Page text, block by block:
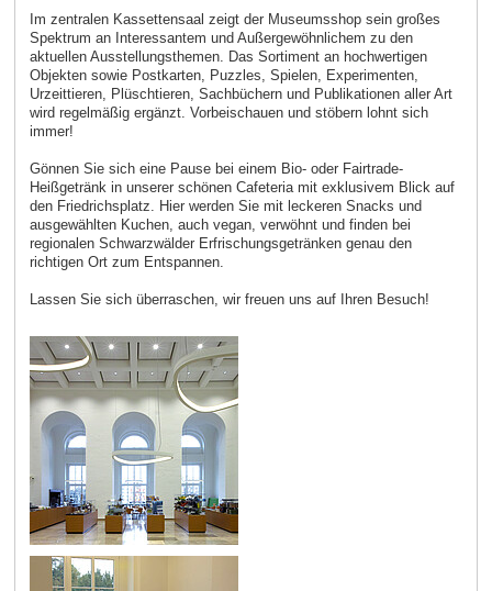
Im zentralen Kassettensaal zeigt der Museumsshop sein großes
Spektrum an Interessantem und Außergewöhnlichem zu den
aktuellen Ausstellungsthemen. Das Sortiment an hochwertigen
Objekten sowie Postkarten, Puzzles, Spielen, Experimenten,
Urzeittieren, Plüschtieren, Sachbüchern und Publikationen aller Art
wird regelmäßig ergänzt. Vorbeischauen und stöbern lohnt sich
immer!
Gönnen Sie sich eine Pause bei einem Bio- oder Fairtrade-
Heißgetränk in unserer schönen Cafeteria mit exklusivem Blick auf
den Friedrichsplatz. Hier werden Sie mit leckeren Snacks und
ausgewählten Kuchen, auch vegan, verwöhnt und finden bei
regionalen Schwarzwälder Erfrischungsgetränken genau den
richtigen Ort zum Entspannen.
Lassen Sie sich überraschen, wir freuen uns auf Ihren Besuch!